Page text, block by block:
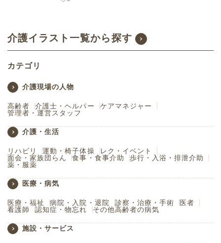
介護イラスト一覧から探す
カテゴリ
介護現場の人物
高齢者 介護士・ヘルパー
ケアマネジャー
管理者・運営スタッフ
介護・生活
リハビリ 運動・椅子体操
レク・イベント
面会・家族団らん
食事・食事介助
歩行・入浴・排泄介助
薬・服薬
医療・病気
医療・福祉 病院・入院・退院 診察・治療・手術
医者
看護師
認知症・物忘れ その他高齢者の病気
施設・サービス